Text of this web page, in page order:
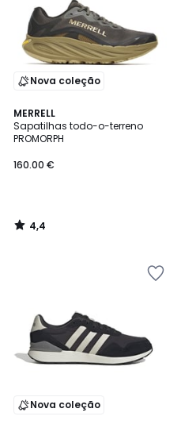
Nova coleção
MERRELL
Sapatilhas todo-o-terreno
PROMORPH
160.00 €
4,4
/ 5
4,4
/
Nova coleção